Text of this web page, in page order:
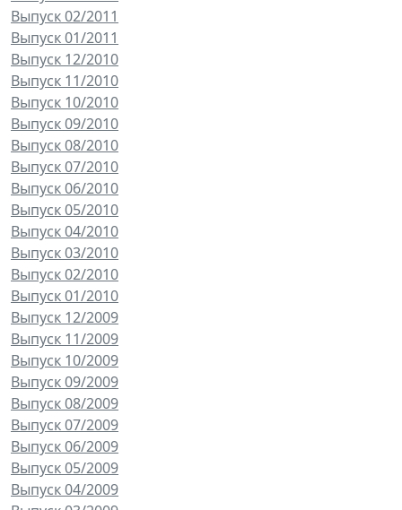
Выпуск 02/2011
Выпуск 01/2011
Выпуск 12/2010
Выпуск 11/2010
Выпуск 10/2010
Выпуск 09/2010
Выпуск 08/2010
Выпуск 07/2010
Выпуск 06/2010
Выпуск 05/2010
Выпуск 04/2010
Выпуск 03/2010
Выпуск 02/2010
Выпуск 01/2010
Выпуск 12/2009
Выпуск 11/2009
Выпуск 10/2009
Выпуск 09/2009
Выпуск 08/2009
Выпуск 07/2009
Выпуск 06/2009
Выпуск 05/2009
Выпуск 04/2009